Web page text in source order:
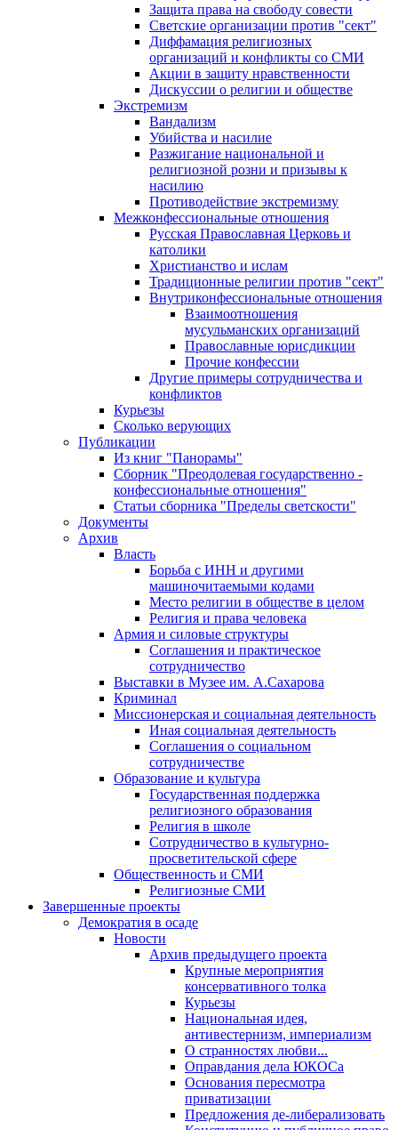
Защита права на свободу совести
Светские организации против "сект"
Диффамация религиозных
организаций и конфликты со СМИ
Акции в защиту нравственности
Дискуссии о религии и обществе
Экстремизм
Вандализм
Убийства и насилие
Разжигание национальной и
религиозной розни и призывы к
насилию
Противодействие экстремизму
Межконфессиональные отношения
Русская Православная Церковь и
католики
Христианство и ислам
Традиционные религии против "сект"
Внутриконфессиональные отношения
Взаимоотношения
мусульманских организаций
Православные юрисдикции
Прочие конфессии
Другие примеры сотрудничества и
конфликтов
Курьезы
Сколько верующих
Публикации
Из книг "Панорамы"
Сборник "Преодолевая государственно -
конфессиональные отношения"
Статьи сборника "Пределы светскости"
Документы
Архив
Власть
Борьба с ИНН и другими
машиночитаемыми кодами
Место религии в обществе в целом
Религия и права человека
Армия и силовые структуры
Соглашения и практическое
сотрудничество
Выставки в Музее им. А.Сахарова
Криминал
Миссионерская и социальная деятельность
Иная социальная деятельность
Соглашения о социальном
сотрудничестве
Образование и культура
Государственная поддержка
религиозного образования
Религия в школе
Сотрудничество в культурно-
просветительской сфере
Общественность и СМИ
Религиозные СМИ
Завершенные проекты
Демократия в осаде
Новости
Архив предыдущего проекта
Крупные мероприятия
консервативного толка
Курьезы
Национальная идея,
антивестернизм, империализм
О странностях любви...
Оправдания дела ЮКОСа
Основания пересмотра
приватизации
Предложения де-либерализовать